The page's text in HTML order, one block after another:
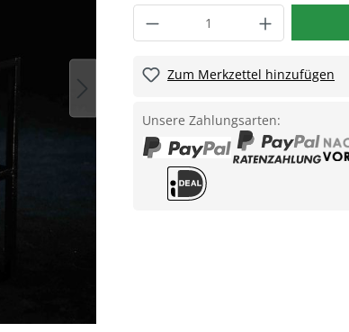
Zum Merkzettel hinzufügen
Unsere Zahlungsarten: